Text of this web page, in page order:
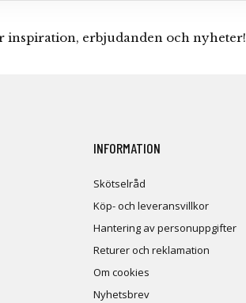
inspiration, erbjudanden och nyheter!
INFORMATION
Skötselråd
Köp- och leveransvillkor
Hantering av personuppgifter
Returer och reklamation
Om cookies
Nyhetsbrev